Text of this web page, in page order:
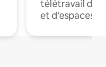
télétravail
et d'espaces